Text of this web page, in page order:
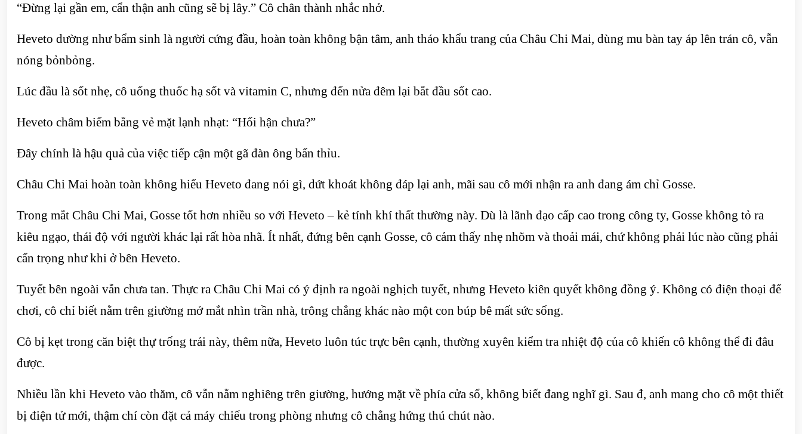
“Đừng lại gần em, cẩn thận anh cũng sẽ bị lây.” Cô chân thành nhắc nhở.
Heveto dường như bẩm sinh là người cứng đầu, hoàn toàn không bận tâm, anh tháo khẩu trang của Châu Chi Mai, dùng mu bàn tay áp lên trán cô, vẫn
nóng bỏnbỏng.
Lúc đầu là sốt nhẹ, cô uống thuốc hạ sốt và vitamin C, nhưng đến nửa đêm lại bắt đầu sốt cao.
Heveto châm biếm bằng vẻ mặt lạnh nhạt: “Hối hận chưa?”
Đây chính là hậu quả của việc tiếp cận một gã đàn ông bẩn thỉu.
Châu Chi Mai hoàn toàn không hiểu Heveto đang nói gì, dứt khoát không đáp lại anh, mãi sau cô mới nhận ra anh đang ám chỉ Gosse.
Trong mắt Châu Chi Mai, Gosse tốt hơn nhiều so với Heveto – kẻ tính khí thất thường này. Dù là lãnh đạo cấp cao trong công ty, Gosse không tỏ ra
kiêu ngạo, thái độ với người khác lại rất hòa nhã. Ít nhất, đứng bên cạnh Gosse, cô cảm thấy nhẹ nhõm và thoải mái, chứ không phải lúc nào cũng phải
cẩn trọng như khi ở bên Heveto.
Tuyết bên ngoài vẫn chưa tan. Thực ra Châu Chi Mai có ý định ra ngoài nghịch tuyết, nhưng Heveto kiên quyết không đồng ý. Không có điện thoại để
chơi, cô chỉ biết nằm trên giường mở mắt nhìn trần nhà, trông chẳng khác nào một con búp bê mất sức sống.
Cô bị kẹt trong căn biệt thự trống trải này, thêm nữa, Heveto luôn túc trực bên cạnh, thường xuyên kiểm tra nhiệt độ của cô khiến cô không thể đi đâu
được.
Nhiều lần khi Heveto vào thăm, cô vẫn nằm nghiêng trên giường, hướng mặt về phía cửa sổ, không biết đang nghĩ gì. Sau đ, anh mang cho cô một thiết
bị điện tử mới, thậm chí còn đặt cả máy chiếu trong phòng nhưng cô chẳng hứng thú chút nào.